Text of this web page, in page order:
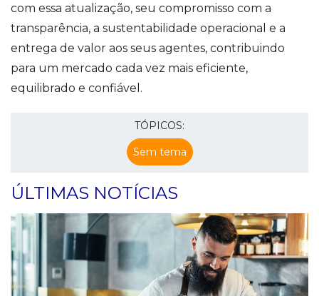
com essa atualização, seu compromisso com a
transparência, a sustentabilidade operacional e a
entrega de valor aos seus agentes, contribuindo
para um mercado cada vez mais eficiente,
equilibrado e confiável.
TÓPICOS:
Sem tema
ÚLTIMAS NOTÍCIAS